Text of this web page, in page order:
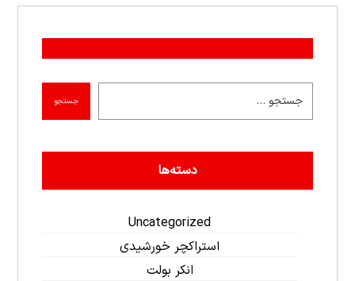
جستجو
دسته‌ها
Uncategorized
استراکچر خورشیدی
انکر بولت